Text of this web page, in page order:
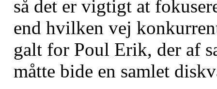
så det er vigtigt at
end hvilken vej
galt for Poul Erik, der af
måtte bide en samlet